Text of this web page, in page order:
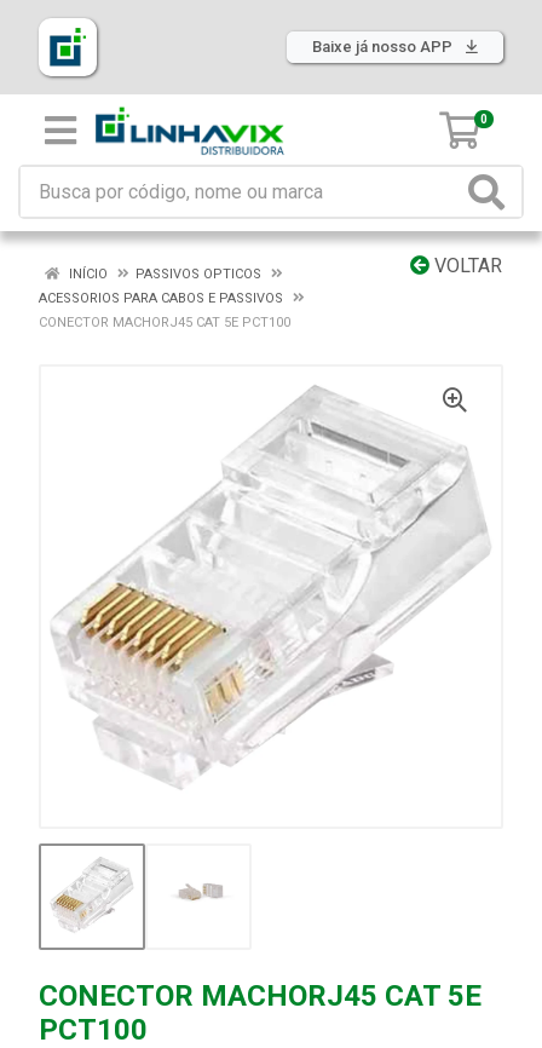
Baixe já nosso APP
0
VOLTAR
INÍCIO
PASSIVOS OPTICOS
ACESSORIOS PARA CABOS E PASSIVOS
CONECTOR MACHORJ45 CAT 5E PCT100
CONECTOR MACHORJ45 CAT 5E
PCT100